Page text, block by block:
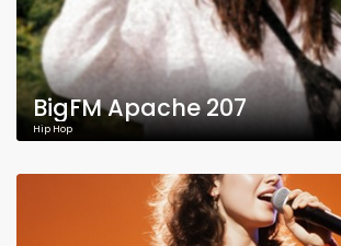
BigFM Apache 207
Hip Hop